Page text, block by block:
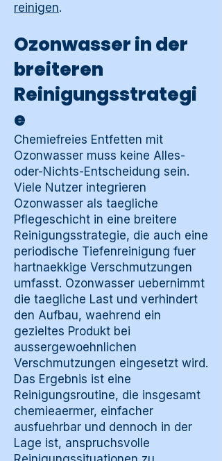
reinigen.
Ozonwasser in der
breiteren
Reinigungsstrategi
e
Chemiefreies Entfetten mit
Ozonwasser muss keine Alles-
oder-Nichts-Entscheidung sein.
Viele Nutzer integrieren
Ozonwasser als taegliche
Pflegeschicht in eine breitere
Reinigungsstrategie, die auch eine
periodische Tiefenreinigung fuer
hartnaekkige Verschmutzungen
umfasst. Ozonwasser uebernimmt
die taegliche Last und verhindert
den Aufbau, waehrend ein
gezieltes Produkt bei
aussergewoehnlichen
Verschmutzungen eingesetzt wird.
Das Ergebnis ist eine
Reinigungsroutine, die insgesamt
chemieaermer, einfacher
ausfuehrbar und dennoch in der
Lage ist, anspruchsvolle